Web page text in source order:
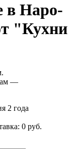
в Наро-
"Кухни
—
2 года
0 руб.